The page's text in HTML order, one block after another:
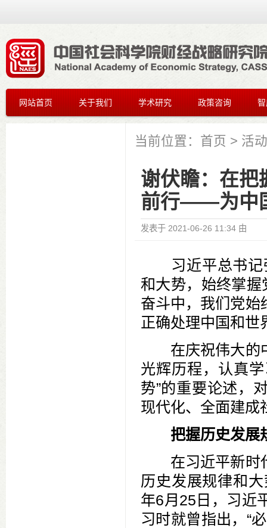
网站首页 关于我们 学术研究 政策咨询
当前位置： 首页 > 活动
谢伏瞻：在把
前行——为中
发表于 2021-06-26 11:34 由
习近平总书记强
和大势，始终掌握
奋斗中，我们党始
正确处理中国和世
在庆祝伟大的中
光辉历程，认真
势”的重要论述，
现代化、全面建成
把握历史发展
在习近平新时代
历史发展规律和
年6月25日，习近
习时就曾指出，“